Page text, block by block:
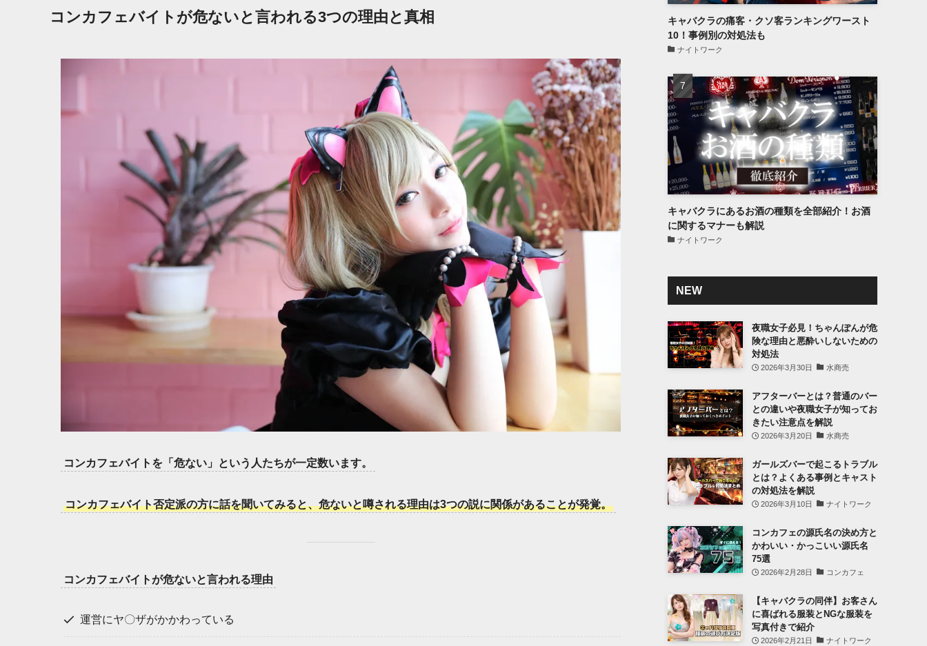
コンカフェバイトが危ないと言われる3つの理由と真相
コンカフェバイトを「危ない」という人たちが一定数います。
コンカフェバイト否定派の方に話を聞いてみると、危ないと噂される理由は3つの説に関係があることが発覚。
コンカフェバイトが危ないと言われる理由
運営にヤ〇ザがかかわっている
キャバクラの痛客・クソ客ランキングワースト
10！事例別の対処法も
ナイトワーク
キャバクラにあるお酒の種類を全部紹介！お酒
に関するマナーも解説
ナイトワーク
NEW
夜職女子必見！ちゃんぽんが危
険な理由と悪酔いしないための
対処法
2026年3月30日 水商売
アフターバーとは？普通のバー
との違いや夜職女子が知ってお
きたい注意点を解説
2026年3月20日 水商売
ガールズバーで起こるトラブル
とは？よくある事例とキャスト
の対処法を解説
2026年3月10日 ナイトワーク
コンカフェの源氏名の決め方と
かわいい・かっこいい源氏名
75選
2026年2月28日 コンカフェ
【キャバクラの同伴】お客さん
に喜ばれる服装とNGな服装を
写真付きで紹介
2026年2月21日 ナイトワーク